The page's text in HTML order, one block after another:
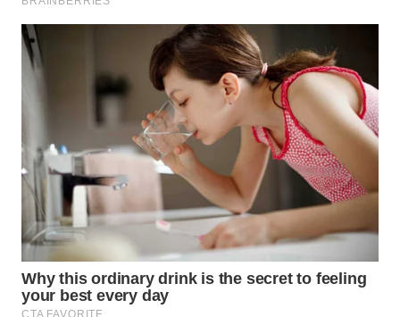
WN DELI
SERDANG
TINGGI
WN
PAKPAK
WN
KARAWANG